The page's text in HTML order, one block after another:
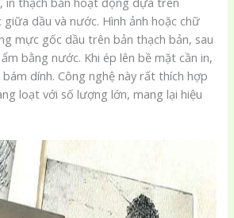
dầu và nước. Hình ảnh hoặc chữ
mực gốc dầu trên bản thạch bản, sau
bằng nước. Khi ép lên bề mặt cần in,
dính. Công nghệ này rất thích hợp
loạt với số lượng lớn, mang lại hiệu